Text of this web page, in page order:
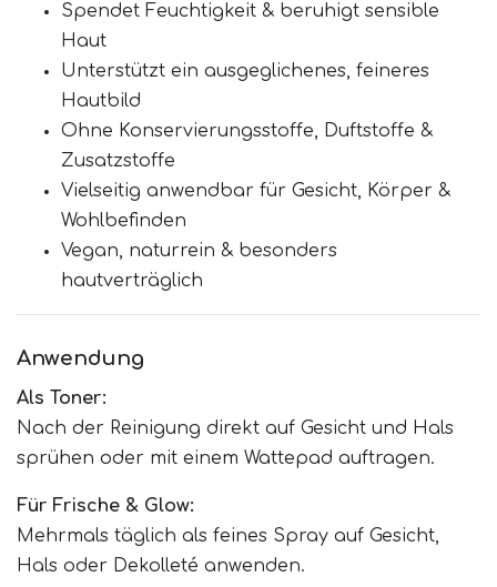
Spendet Feuchtigkeit & beruhigt sensible
Haut
Unterstützt ein ausgeglichenes, feineres
Hautbild
Ohne Konservierungsstoffe, Duftstoffe &
Zusatzstoffe
Vielseitig anwendbar für Gesicht, Körper &
Wohlbefinden
Vegan, naturrein & besonders
hautverträglich
Anwendung
Als Toner:
Nach der Reinigung direkt auf Gesicht und Hals
sprühen oder mit einem Wattepad auftragen.
Für Frische & Glow:
Mehrmals täglich als feines Spray auf Gesicht,
Hals oder Dekolleté anwenden.